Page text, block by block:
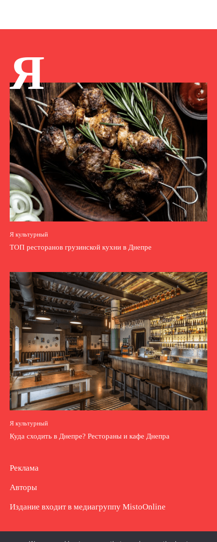
Я
Я культурный
ТОП ресторанов грузинской кухни в Днепре
Я культурный
Куда сходить в Днепре? Рестораны и кафе Днепра
Реклама
Авторы
Издание входит в медиагруппу MistoOnline